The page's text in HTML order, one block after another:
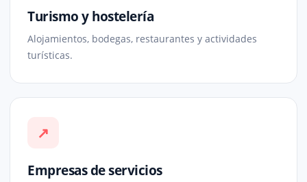
Turismo y hostelería
Alojamientos, bodegas, restaurantes y actividades
turísticas.
↗
Empresas de servicios